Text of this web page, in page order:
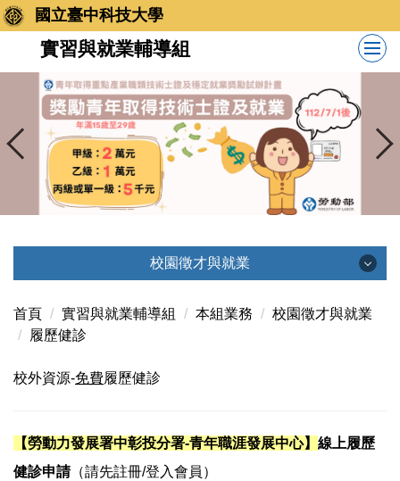
跳
到
區
國立臺中科技大學
實習與就業輔導組
校園徵才與就業
校園徵才與就業
2026就博會活動資訊
首頁 實習與就業輔導組 本組業務
校園徵才與就業
履歷健診
校外資源-免費履歷健診
【勞動力發展署中彰投分署-青年職涯發展中心】 線上履歷
健診申請（請先註冊/登入會員）